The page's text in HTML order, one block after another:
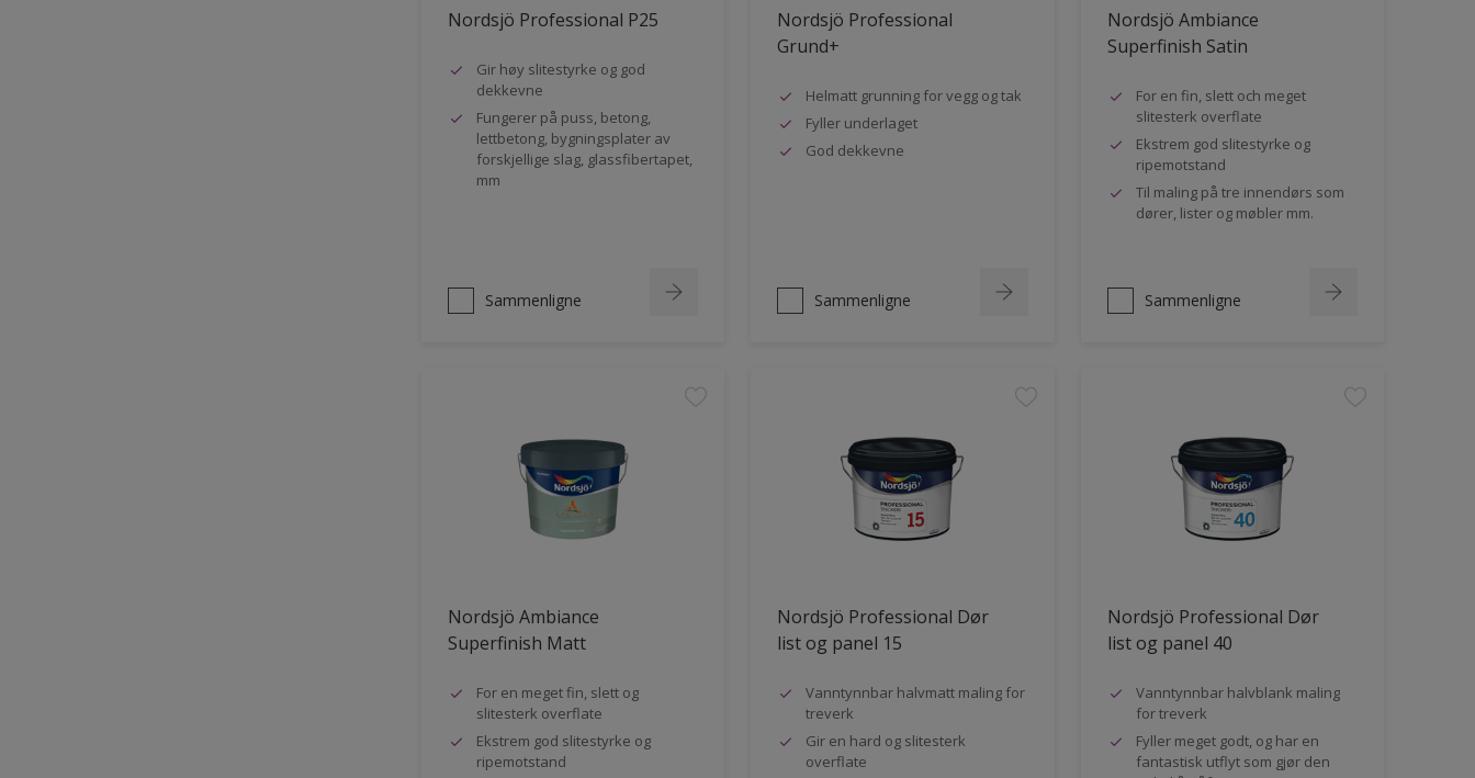
Nordsjö Professional P25
Gir høy slitestyrke og god
dekkevne
Fungerer på puss, betong,
lettbetong, bygningsplater av
forskjellige slag, glassfibertapet,
mm
Sammenligne
Nordsjö Professional
Grund+
Helmatt grunning for vegg og tak
Fyller underlaget
God dekkevne
Sammenligne
Nordsjö Ambiance
Superfinish Satin
For en fin, slett och meget
slitesterk overflate
Ekstrem god slitestyrke og
ripemotstand
Til maling på tre innendørs som
dører, lister og møbler mm.
Sammenligne
Nordsjö Ambiance
Superfinish Matt
For en meget fin, slett og
slitesterk overflate
Ekstrem god slitestyrke og
ripemotstand
Nordsjö Professional Dør
list og panel 15
Vanntynnbar halvmatt maling for
treverk
Gir en hard og slitesterk
overflate
Nordsjö Professional Dør
list og panel 40
Vanntynnbar halvblank maling
for treverk
Fyller meget godt, og har en
fantastisk utflyt som gjør den